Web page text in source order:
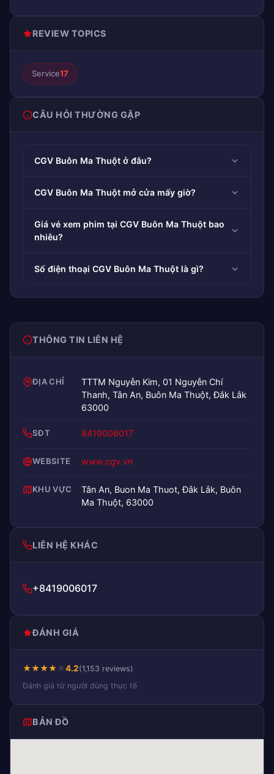
REVIEW TOPICS
Service17
CÂU HỎI THƯỜNG GẶP
CGV Buôn Ma Thuột ở đâu?
CGV Buôn Ma Thuột mở cửa mấy giờ?
Giá vé xem phim tại CGV Buôn Ma Thuột bao
nhiêu?
Số điện thoại CGV Buôn Ma Thuột là gì?
THÔNG TIN LIÊN HỆ
ĐỊA CHỈ
TTTM Nguyễn Kim, 01 Nguyễn Chí
Thanh, Tân An, Buôn Ma Thuột, Đắk Lắk
63000
SĐT 8419006017
WEBSITE www.cgv.vn
KHU VỰC
Tân An, Buon Ma Thuot, Đắk Lắk, Buôn
Ma Thuột, 63000
LIÊN HỆ KHÁC
+8419006017
ĐÁNH GIÁ
★★★★★4.2(1,153 reviews)
Đánh giá từ người dùng thực tế
BẢN ĐỒ